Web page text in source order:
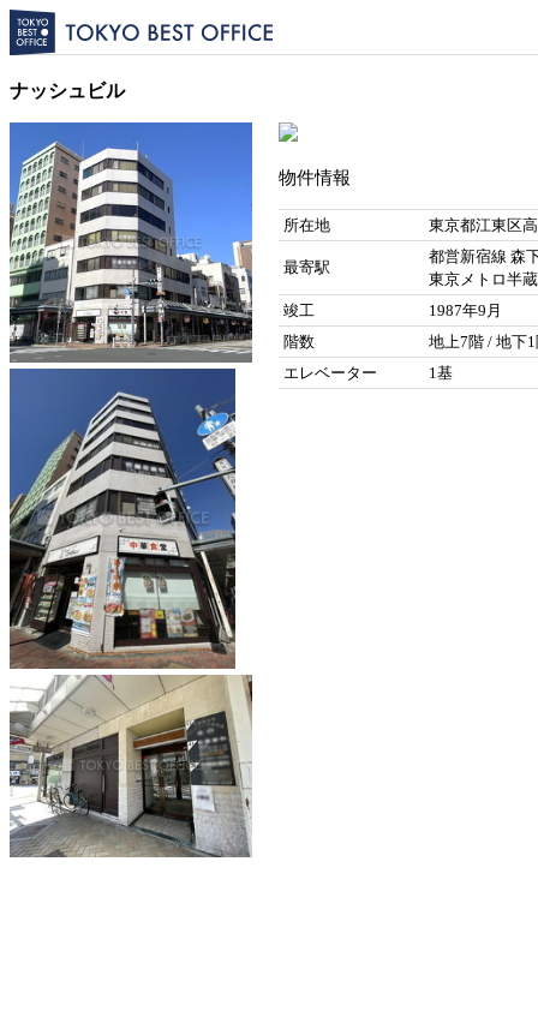
ナッシュビル
物件情報
所在地 東京都江東区
最寄駅
都営新宿線 森
東京メトロ半
竣工
1987年9月
階数
地上7階 / 地下
エレベーター
1基